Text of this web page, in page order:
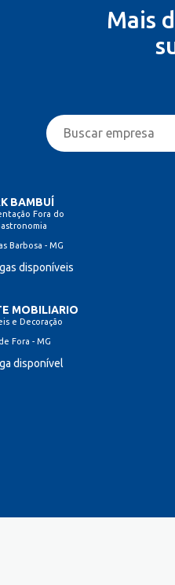
Mais
BAMBUÍ
Fora do
Barbosa - MG
disponíveis
MOBILIARIO
e Decoração
Fora - MG
disponível